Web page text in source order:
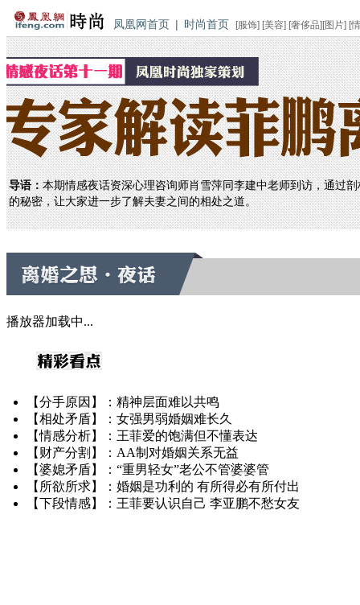
凤凰网首页 | 时尚首页 [服饰] [美容] [奢侈品][图片] [
导语：本期情感夜话资深心理咨询师肖雪萍同李建中老师到访，通过
的秘密，让大家进一步了解夫妻之间的相处之道。
播放器加载中...
【分手原因】：精神层面难以共鸣
【相处矛盾】：女强男弱婚姻难长久
【情感分析】：王菲爱的饱满但不懂表达
【财产分割】：AA制对婚姻关系无益
【婆媳矛盾】：“重男轻女”老公不管婆婆管
【所欲所求】：婚姻是功利的 有所得必有所付出
【下段情感】：王菲要认识自己 李亚鹏不愁女友